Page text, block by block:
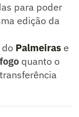
para poder
edição da
Palmeiras e
quanto o